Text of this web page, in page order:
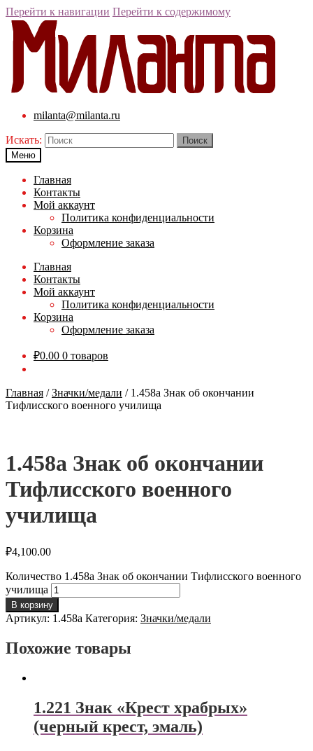
Перейти к навигации Перейти к содержимому
milanta@milanta.ru
Искать:
Меню
Главная
Контакты
Мой аккаунт
Политика конфиденциальности
Корзина
Оформление заказа
Главная
Контакты
Мой аккаунт
Политика конфиденциальности
Корзина
Оформление заказа
₽0.00 0 товаров
Главная /Значки/медали / 1.458а Знак об окончании
Тифлисского военного училища
1.458а Знак об окончании
Тифлисского военного
училища
₽4,100.00
Количество 1.458а Знак об окончании Тифлисского военного
училища
В корзину
Артикул: 1.458а Категория: Значки/медали
Похожие товары
1.221 Знак «Крест храбрых»
(черный крест, эмаль)